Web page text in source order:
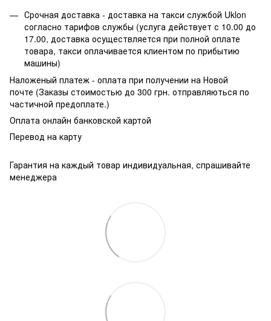
Срочная доставка - доставка на такси службой Uklon
согласно тарифов службы (услуга действует с 10.00 до
17.00, доставка осуществляется при полной оплате
товара, такси оплачивается клиентом по прибытию
машины)
Наложеный платеж - оплата при получении на Новой
почте (Заказы стоимостью до 300 грн. отправляються по
частичной предоплате.)
Оплата онлайн банковской картой
Перевод на карту
Гарантия на каждый товар индивидуальная, спрашивайте
менеджера